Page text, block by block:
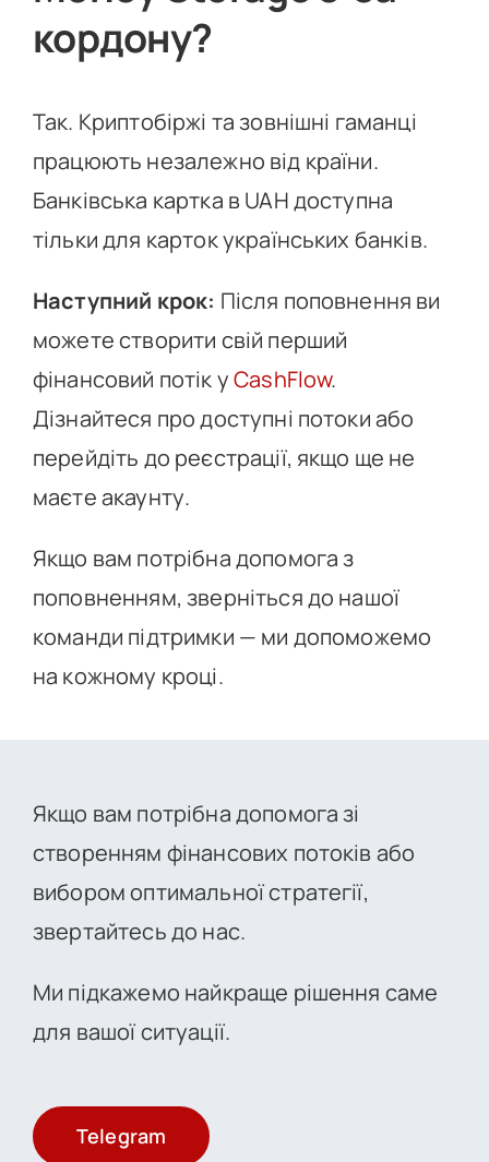
кордону?
Так. Криптобіржі та зовнішні гаманці
працюють незалежно від країни.
Банківська картка в UAH доступна
тільки для карток українських банків.
Наступний крок: Після поповнення ви
можете створити свій перший
фінансовий потік уCashFlow.
Дізнайтеся про доступні потоки або
перейдіть до реєстрації, якщо ще не
маєте акаунту.
Якщо вам потрібна допомога з
поповненням, зверніться до нашої
команди підтримки — ми допоможемо
на кожному кроці.
Якщо вам потрібна допомога зі
створенням фінансових потоків або
вибором оптимальної стратегії,
звертайтесь до нас.
Ми підкажемо найкраще рішення саме
для вашої ситуації.
Telegram